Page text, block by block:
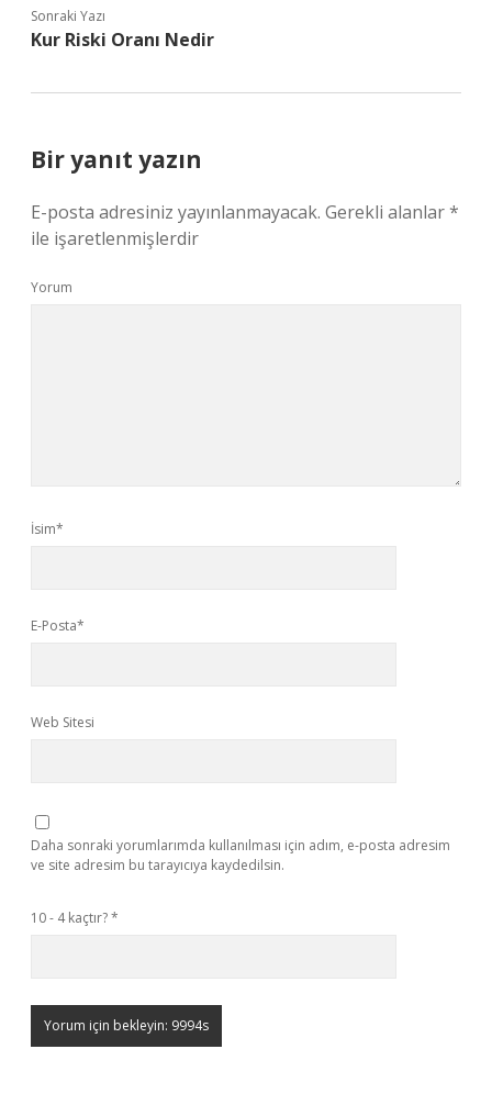
Sonraki Yazı
Kur Riski Oranı Nedir
Bir yanıt yazın
E-posta adresiniz yayınlanmayacak. Gerekli alanlar*
ile işaretlenmişlerdir
Yorum
İsim*
E-Posta*
Web Sitesi
Daha sonraki yorumlarımda kullanılması için adım, e-posta adresim
ve site adresim bu tarayıcıya kaydedilsin.
10 - 4 kaçtır?*